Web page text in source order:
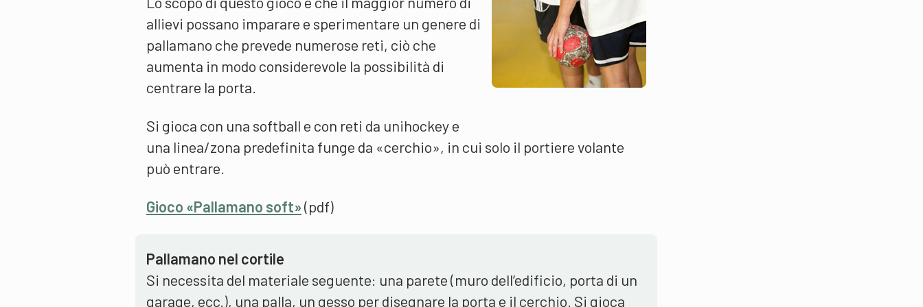
allievi possano imparare e sperimentare un genere di
pallamano che prevede numerose reti, ciò che
aumenta in modo considerevole la possibilità di
centrare la porta.
Si gioca con una softball e con reti da unihockey e
una linea/zona predefinita funge da «cerchio», in cui solo il portiere volante
può entrare.
Gioco «Pallamano soft»(pdf)
Pallamano nel cortile
Si necessita del materiale seguente: una parete (muro dell’edificio, porta di un
garage, ecc.), una palla, un gesso per disegnare la porta e il cerchio. Si gioca